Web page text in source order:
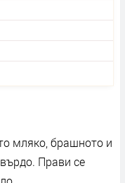
мляко, брашното и
Прави се